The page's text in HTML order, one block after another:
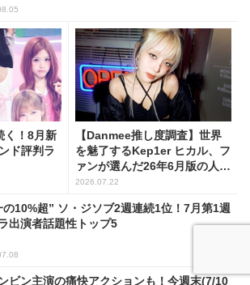
く！8月新
ド評判ラ
【Danmee推し度調査】世界
を魅了するKep1er ヒカル、フ
ァンが選んだ26年6月版の人気
No.1に！
2026.07.22
の10%超” ソ・ジソブ2週連続1位！7月第1週
出演者話題性トップ5
ビン主演の痛快アクションも！今週末(7/10